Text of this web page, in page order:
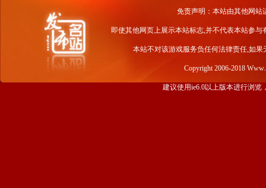
免责声明：本站由其他网站
即使其他网页上展示本站标志,并不代表本站参
本站不对该游戏服务负任何法律责任,如
Copyright 2006-2018
建议使用ie6.0以上版本进行浏览